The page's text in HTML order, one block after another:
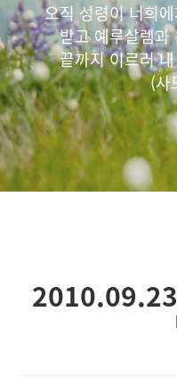
오직 성령이 너희
받고 예루살렘과
끝까지 이르러
(사
2010.09.23